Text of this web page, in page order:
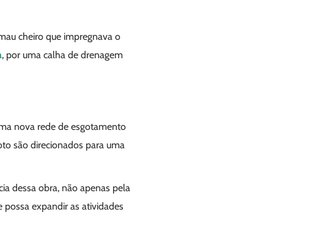
cheiro que impregnava o
, por uma calha de drenagem
nova rede de esgotamento
são direcionados para uma
dessa obra, não apenas pela
expandir as atividades